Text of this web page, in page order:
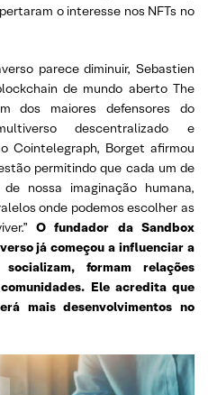
o interesse nos NFTs no
parece diminuir, Sebastien
de mundo aberto The
dos maiores defensores do
descentralizado e
Cointelegraph, Borget afirmou
permitindo que cada um de
nossa imaginação humana,
onde podemos escolher as
O fundador da Sandbox
já começou a influenciar a
formam relações
Ele acredita que
mais desenvolvimentos no